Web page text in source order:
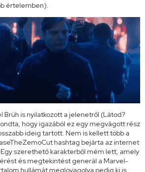
értelemben).
Brüh is nyilatkozott a jelenetről (Látod?
hogy igazából ez egy megvágott rész
ideig tartott. Nem is kellett több a
hashtag bejárta az internet
szerethető karakterből mém lett, amely
és megtekintést generál a Marvel-
hullámát meglovagolva pedig ki is